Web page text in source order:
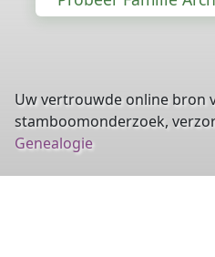
Uw vertrouwde online bron
stamboomonderzoek,
Genealogie